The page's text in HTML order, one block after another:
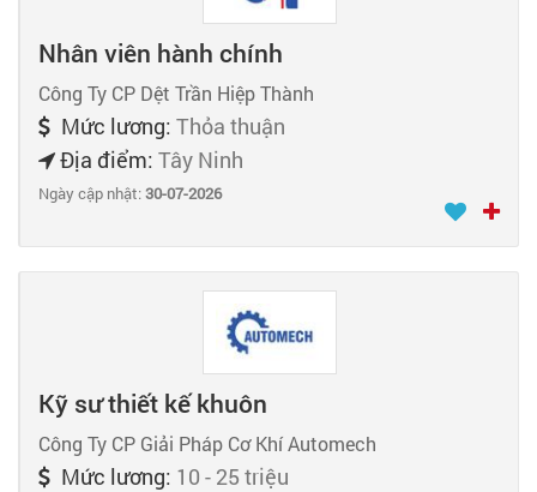
Nhân viên hành chính
Công Ty CP Dệt Trần Hiệp Thành
Mức lương: Thỏa thuận
Địa điểm: Tây Ninh
Ngày cập nhật:30-07-2026
Kỹ sư thiết kế khuôn
Công Ty CP Giải Pháp Cơ Khí Automech
Mức lương: 10 - 25 triệu